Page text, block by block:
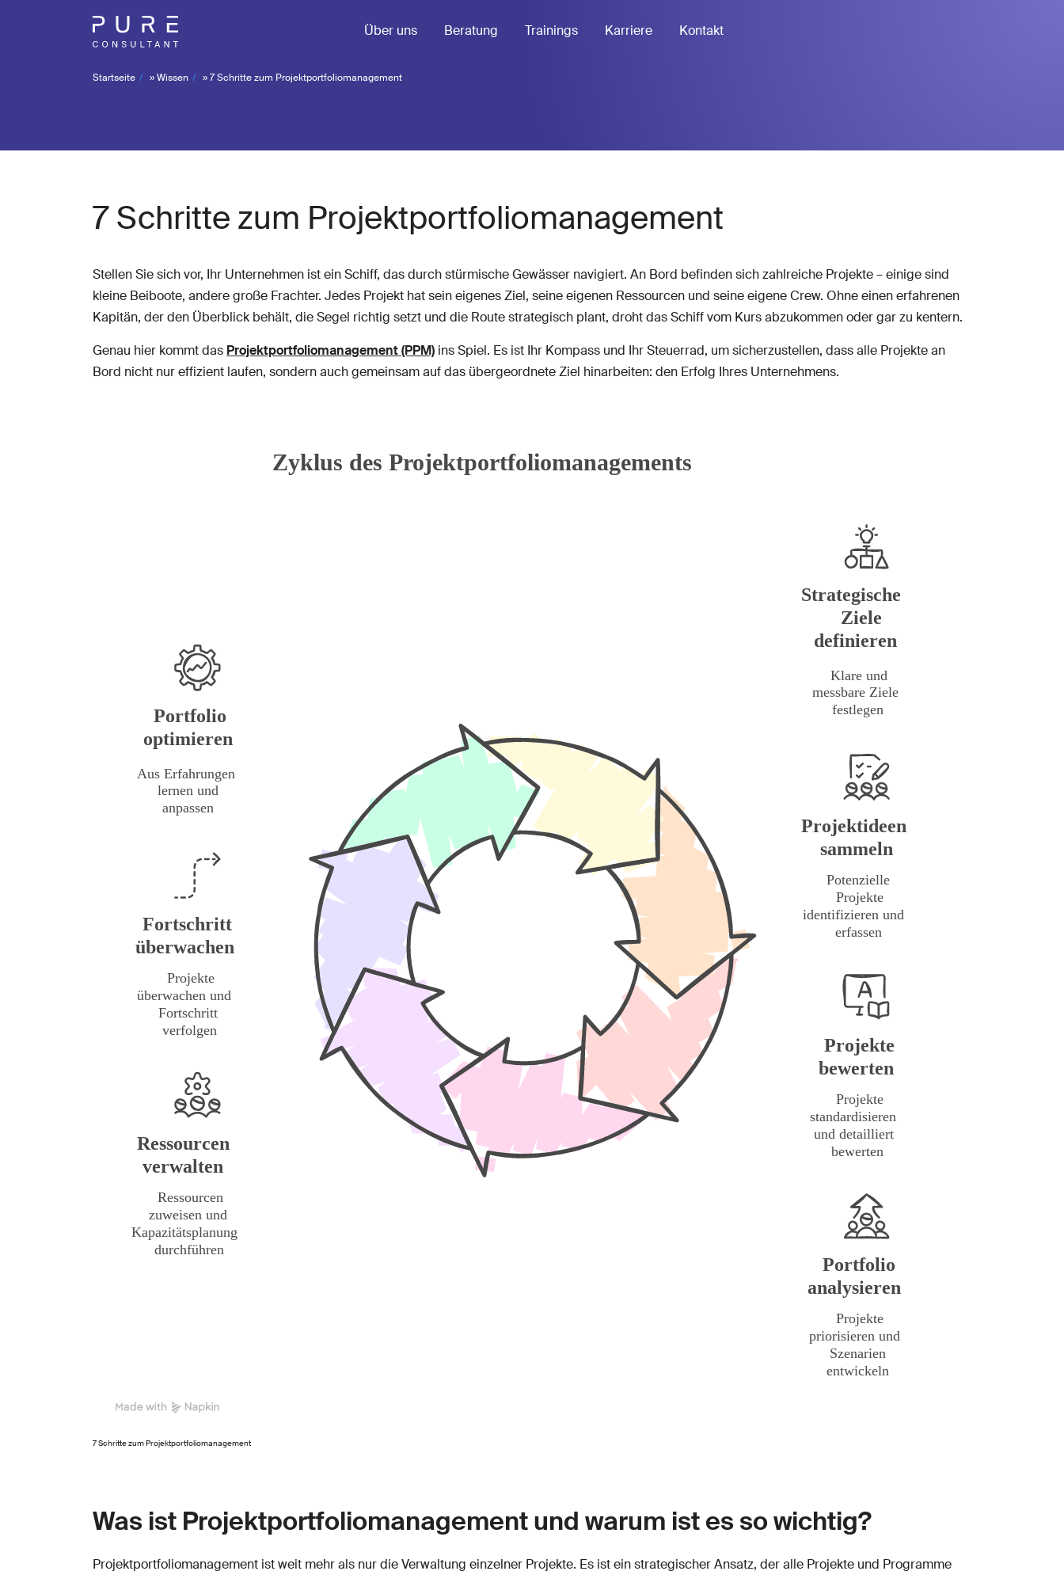
Über uns Beratung Trainings Karriere Kontakt
Startseite »Wissen »7 Schritte zum Projektportfoliomanagement
7 Schritte zum Projektportfoliomanagement
Stellen Sie sich vor, Ihr Unternehmen ist ein Schiff, das durch stürmische Gewässer navigiert. An Bord befinden sich zahlreiche Projekte – einige sind
kleine Beiboote, andere große Frachter. Jedes Projekt hat sein eigenes Ziel, seine eigenen Ressourcen und seine eigene Crew. Ohne einen erfahrenen
Kapitän, der den Überblick behält, die Segel richtig setzt und die Route strategisch plant, droht das Schiff vom Kurs abzukommen oder gar zu kentern.
Genau hier kommt das Projektportfoliomanagement (PPM) ins Spiel. Es ist Ihr Kompass und Ihr Steuerrad, um sicherzustellen, dass alle Projekte an
Bord nicht nur effizient laufen, sondern auch gemeinsam auf das übergeordnete Ziel hinarbeiten: den Erfolg Ihres Unternehmens.
7 Schritte zum Projektportfoliomanagement
Was ist Projektportfoliomanagement und warum ist es so wichtig?
Projektportfoliomanagement ist weit mehr als nur die Verwaltung einzelner Projekte. Es ist ein strategischer Ansatz, der alle Projekte und Programme